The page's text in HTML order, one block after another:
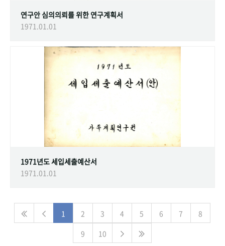
연구안 심의의뢰를 위한 연구계획서
1971.01.01
1971년도 세입세출예산서
1971.01.01
1 2 3 4 5 6 7
8
9
10